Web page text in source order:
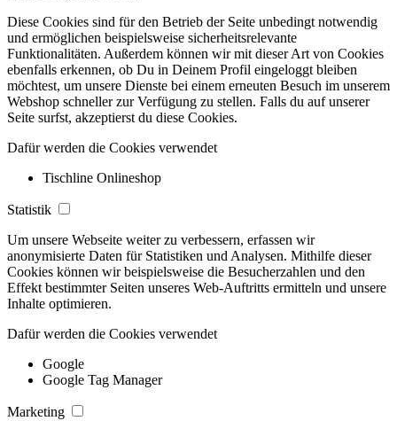
Diese Cookies sind für den Betrieb der Seite unbedingt notwendig
und ermöglichen beispielsweise sicherheitsrelevante
Funktionalitäten. Außerdem können wir mit dieser Art von Cookies
ebenfalls erkennen, ob Du in Deinem Profil eingeloggt bleiben
möchtest, um unsere Dienste bei einem erneuten Besuch im unserem
Webshop schneller zur Verfügung zu stellen. Falls du auf unserer
Seite surfst, akzeptierst du diese Cookies.
Dafür werden die Cookies verwendet
Tischline Onlineshop
Statistik
Um unsere Webseite weiter zu verbessern, erfassen wir
anonymisierte Daten für Statistiken und Analysen. Mithilfe dieser
Cookies können wir beispielsweise die Besucherzahlen und den
Effekt bestimmter Seiten unseres Web-Auftritts ermitteln und unsere
Inhalte optimieren.
Dafür werden die Cookies verwendet
Google
Google Tag Manager
Marketing